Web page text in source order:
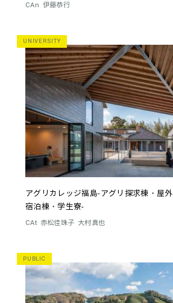
CAn 伊藤恭行
UNIVERSITY
アグリカレッジ福島-アグリ探求棟・屋
宿泊棟・学生寮-
CAt 赤松佳珠子 大村真也
PUBLIC